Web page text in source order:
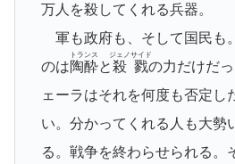
万人を殺してくれる兵器。
軍も政府も、そして国民も
のは陶酔
トランス
と殺戮
ジェノサイド
の力だけだ
ェーラはそれを何度も否定し
い。分かってくれる人も大勢
る。戦争を終わらせられる。